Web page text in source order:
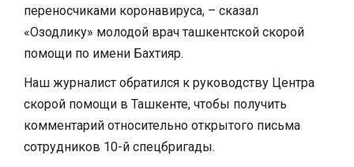
переносчиками коронавируса, – сказал
«Озодлику» молодой врач ташкентской скорой
помощи по имени Бахтияр.
Наш журналист обратился к руководству Центра
скорой помощи в Ташкенте, чтобы получить
комментарий относительно открытого письма
сотрудников 10-й спецбригады.